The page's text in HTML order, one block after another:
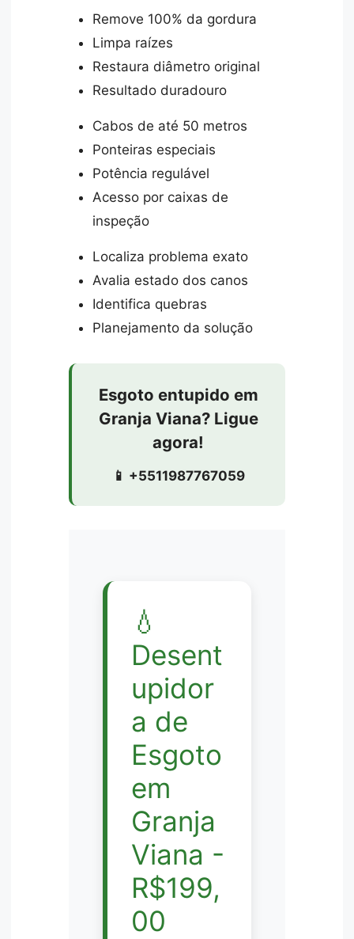
Remove 100% da gordura
Limpa raízes
Restaura diâmetro original
Resultado duradouro
Cabos de até 50 metros
Ponteiras especiais
Potência regulável
Acesso por caixas de
inspeção
Localiza problema exato
Avalia estado dos canos
Identifica quebras
Planejamento da solução
Esgoto entupido em
Granja Viana? Ligue
agora!
📱 +5511987767059
💧
Desent
upidor
a de
Esgoto
em
Granja
Viana -
R$199,
00